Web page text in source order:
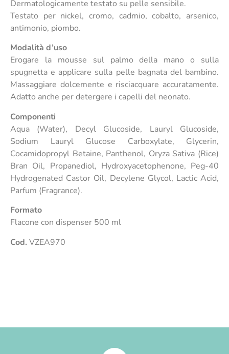
Dermatologicamente testato su pelle sensibile.
Testato per nickel, cromo, cadmio, cobalto, arsenico,
antimonio, piombo.
Modalità d’uso
Erogare la mousse sul palmo della mano o sulla
spugnetta e applicare sulla pelle bagnata del bambino.
Massaggiare dolcemente e risciacquare accuratamente.
Adatto anche per detergere i capelli del neonato.
Componenti
Aqua (Water), Decyl Glucoside, Lauryl Glucoside,
Sodium Lauryl Glucose Carboxylate, Glycerin,
Cocamidopropyl Betaine, Panthenol, Oryza Sativa (Rice)
Bran Oil, Propanediol, Hydroxyacetophenone, Peg-40
Hydrogenated Castor Oil, Decylene Glycol, Lactic Acid,
Parfum (Fragrance).
Formato
Flacone con dispenser 500 ml
Cod. VZEA970